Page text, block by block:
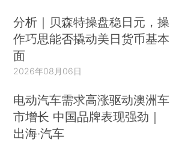
分析｜贝森特操盘稳日元，操
作巧思能否撬动美日货币基本
面
2026年08月06日
电动汽车需求高涨驱动澳洲车
市增长 中国品牌表现强劲｜
出海·汽车